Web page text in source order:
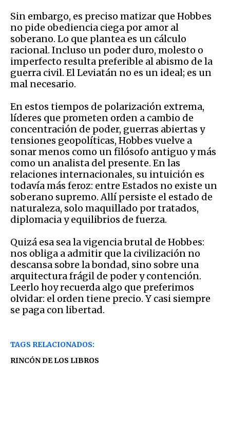
Sin embargo, es preciso matizar que Hobbes
no pide obediencia ciega por amor al
soberano. Lo que plantea es un cálculo
racional. Incluso un poder duro, molesto o
imperfecto resulta preferible al abismo de la
guerra civil. El Leviatán no es un ideal; es un
mal necesario.
En estos tiempos de polarización extrema,
líderes que prometen orden a cambio de
concentración de poder, guerras abiertas y
tensiones geopolíticas, Hobbes vuelve a
sonar menos como un filósofo antiguo y más
como un analista del presente. En las
relaciones internacionales, su intuición es
todavía más feroz: entre Estados no existe un
soberano supremo. Allí persiste el estado de
naturaleza, solo maquillado por tratados,
diplomacia y equilibrios de fuerza.
Quizá esa sea la vigencia brutal de Hobbes:
nos obliga a admitir que la civilización no
descansa sobre la bondad, sino sobre una
arquitectura frágil de poder y contención.
Leerlo hoy recuerda algo que preferimos
olvidar: el orden tiene precio. Y casi siempre
se paga con libertad.
TAGS RELACIONADOS:
RINCÓN DE LOS LIBROS